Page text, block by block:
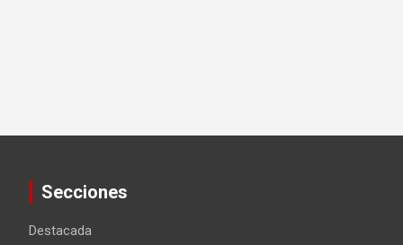
Secciones
Destacada